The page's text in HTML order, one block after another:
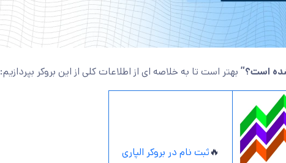
شده است؟” بهتر است تا به خلاصه ای از اطلاعات کلی از این بروکر بپردازیم:
🔥ثبت نام در بروکر الپاری